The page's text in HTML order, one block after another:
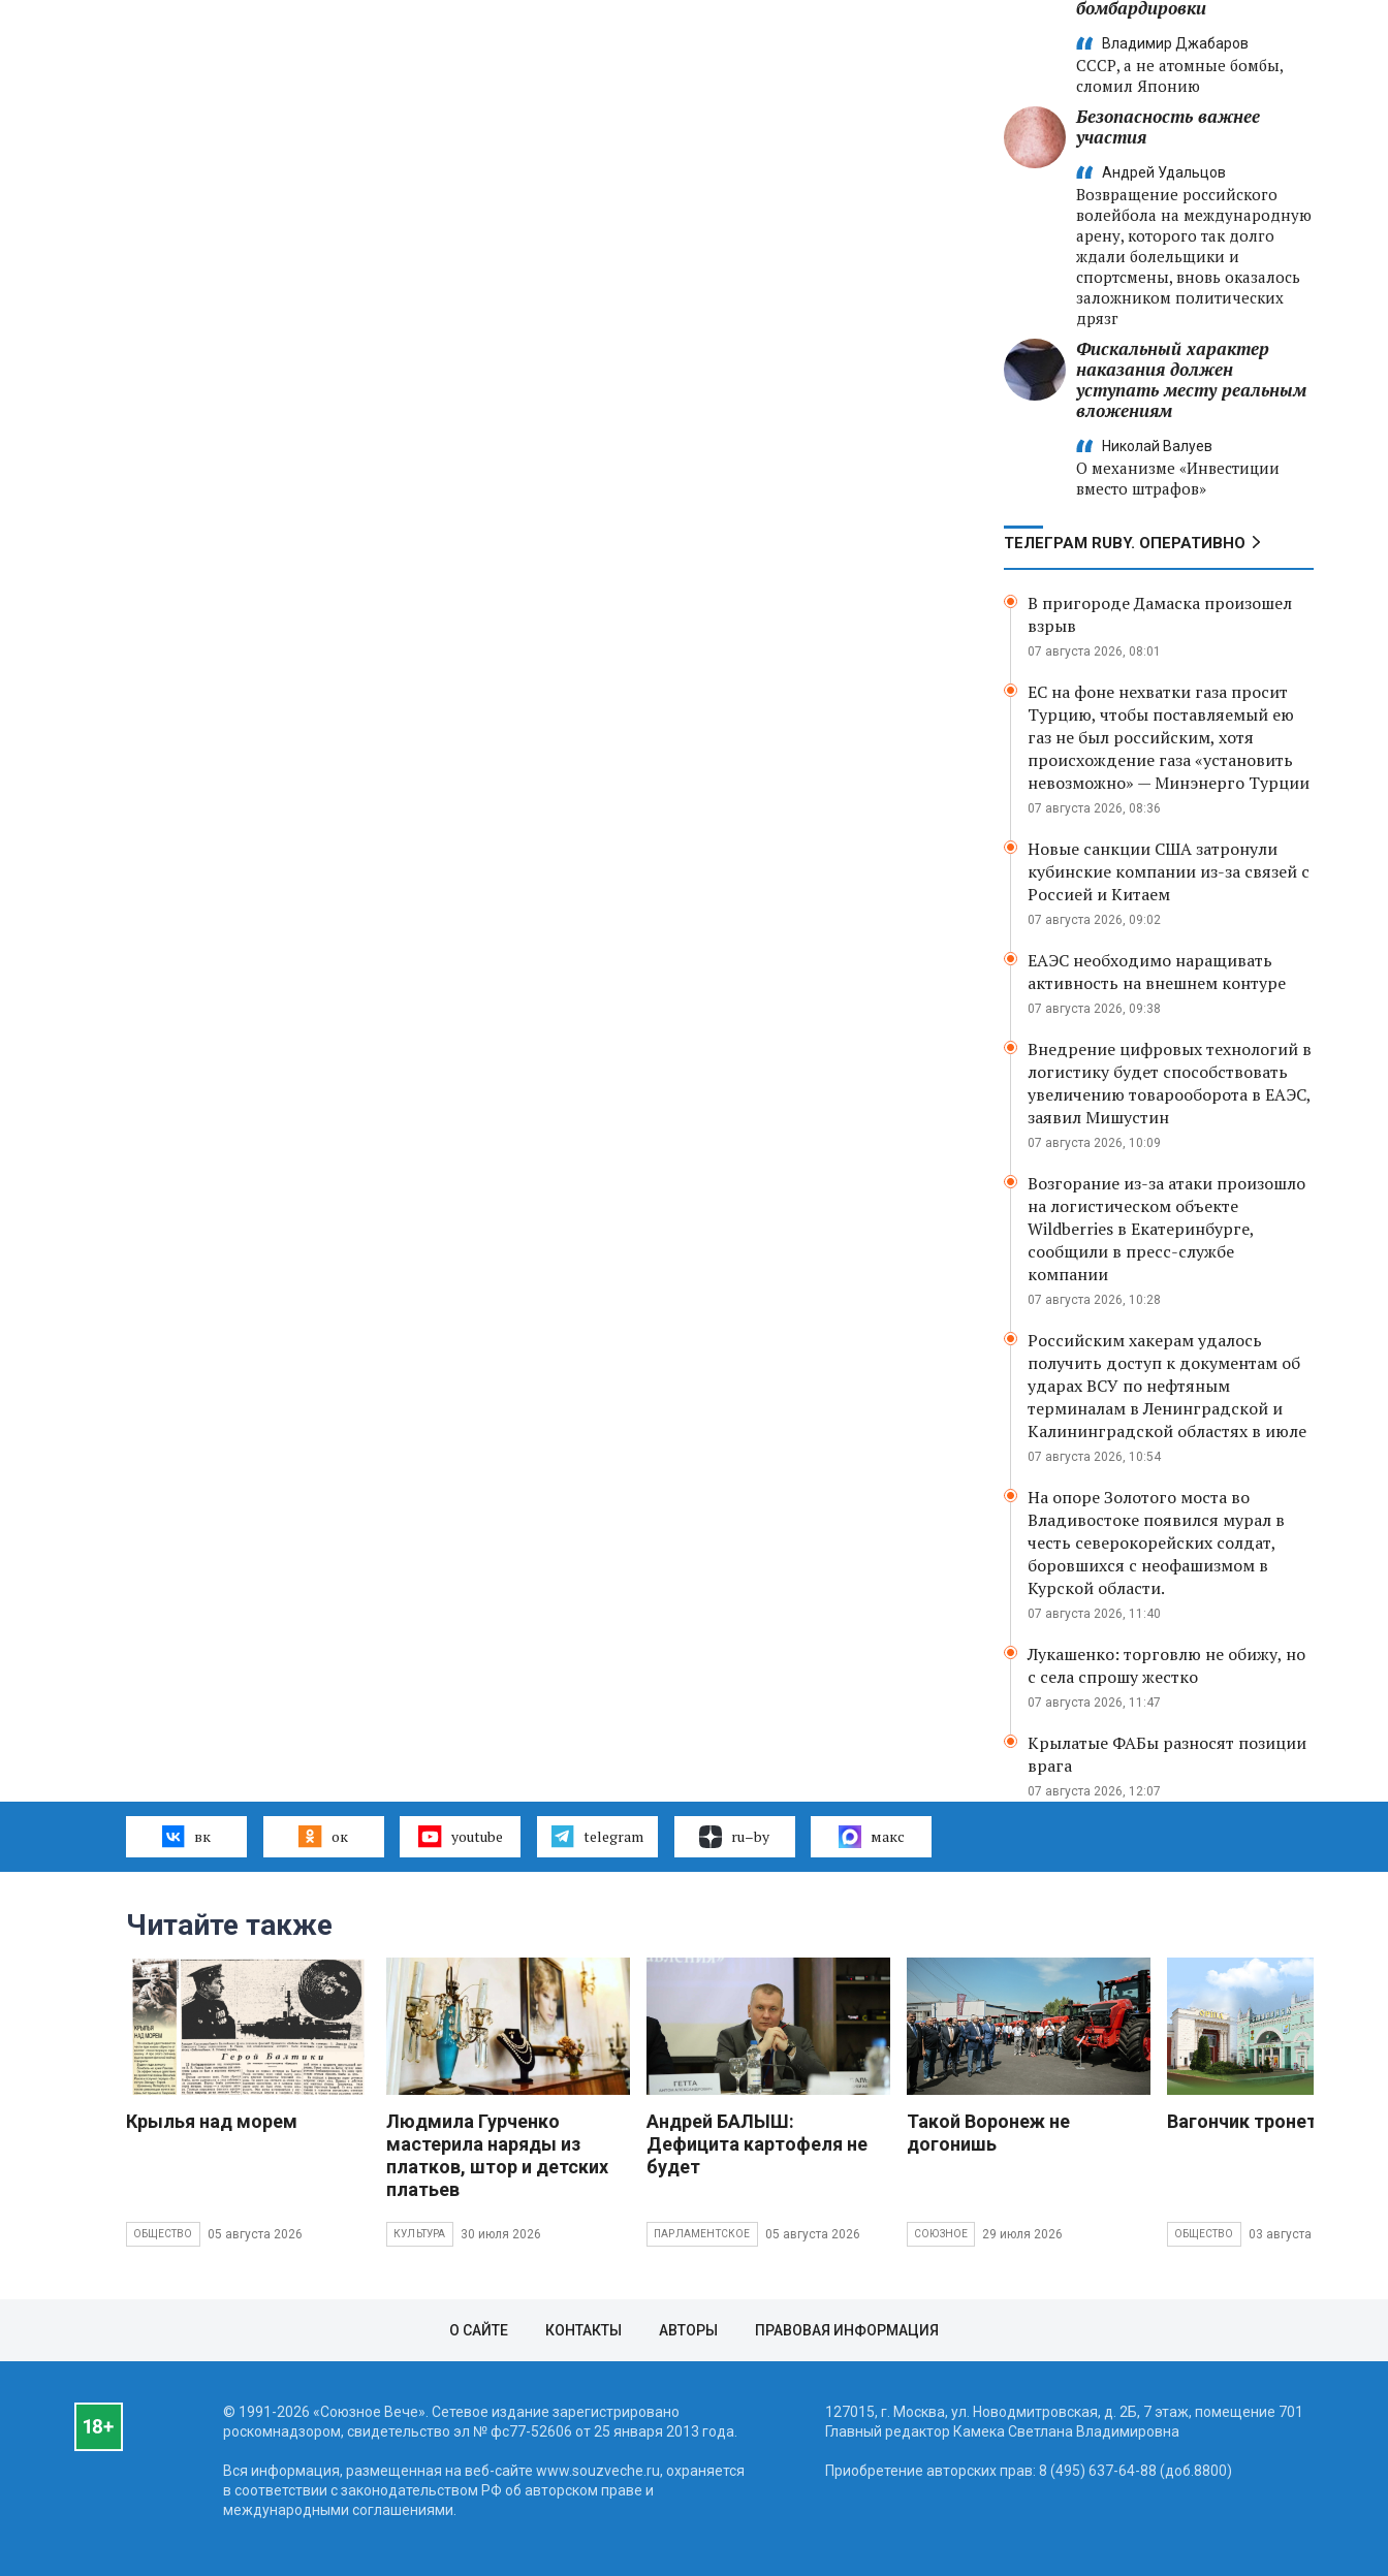
бомбардировки
Владимир Джабаров
СССР, а не атомные бомбы,
сломил Японию
Безопасность важнее
участия
Андрей Удальцов
Возвращение российского
волейбола на международную
арену, которого так долго
ждали болельщики и
спортсмены, вновь оказалось
заложником политических
дрязг
Фискальный характер
наказания должен
уступать месту реальным
вложениям
Николай Валуев
О механизме «Инвестиции
вместо штрафов»
ТЕЛЕГРАМ RUBY. ОПЕРАТИВНО
В пригороде Дамаска произошел
взрыв
07 августа 2026, 08:01
ЕС на фоне нехватки газа просит
Турцию, чтобы поставляемый ею
газ не был российским, хотя
происхождение газа «установить
невозможно» — Минэнерго Турции
07 августа 2026, 08:36
Новые санкции США затронули
кубинские компании из-за связей с
Россией и Китаем
07 августа 2026, 09:02
ЕАЭС необходимо наращивать
активность на внешнем контуре
07 августа 2026, 09:38
Внедрение цифровых технологий в
логистику будет способствовать
увеличению товарооборота в ЕАЭС,
заявил Мишустин
07 августа 2026, 10:09
Возгорание из-за атаки произошло
на логистическом объекте
Wildberries в Екатеринбурге,
сообщили в пресс-службе
компании
07 августа 2026, 10:28
Российским хакерам удалось
получить доступ к документам об
ударах ВСУ по нефтяным
терминалам в Ленинградской и
Калининградской областях в июле
07 августа 2026, 10:54
На опоре Золотого моста во
Владивостоке появился мурал в
честь северокорейских солдат,
боровшихся с неофашизмом в
Курской области.
07 августа 2026, 11:40
Лукашенко: торговлю не обижу, но
с села спрошу жестко
07 августа 2026, 11:47
Крылатые ФАБы разносят позиции
врага
07 августа 2026, 12:07
вк ок youtube telegram ru–by макс
Читайте также
Крылья над морем
ОБЩЕСТВО 05 августа 2026
Людмила Гурченко
мастерила наряды из
платков, штор и детских
платьев
КУЛЬТУРА 30 июля 2026
Андрей БАЛЫШ:
Дефицита картофеля не
будет
ПАРЛАМЕНТСКОЕ 05 августа 2026
Такой Воронеж не
догонишь
СОЮЗНОЕ 29 июля 2026
Вагончик тронется
ОБЩЕСТВО 03 августа 2026
О САЙТЕ КОНТАКТЫ АВТОРЫ ПРАВОВАЯ ИНФОРМАЦИЯ
© 1991-2026 «Союзное Вече». Сетевое издание зарегистрировано
роскомнадзором, свидетельство эл № фc77-52606 от 25 января 2013 года.
Вся информация, размещенная на веб-сайте www.souzveche.ru, охраняется
в соответствии с законодательством РФ об авторском праве и
международными соглашениями.
127015, г. Москва, ул. Новодмитровская, д. 2Б, 7 этаж, помещение 701
Главный редактор Камека Светлана Владимировна
Приобретение авторских прав: 8 (495) 637-64-88 (доб.8800)